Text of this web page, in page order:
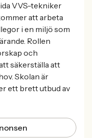
VVS-tekniker
att arbeta
i en miljö som
Rollen
och
säkerställa att
Skolan är
ett brett utbud av